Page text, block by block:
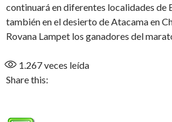
continuará en diferentes localidades de
también en el desierto de Atacama en
Rovana Lampet los ganadores del
1.267veces leída
Share this: